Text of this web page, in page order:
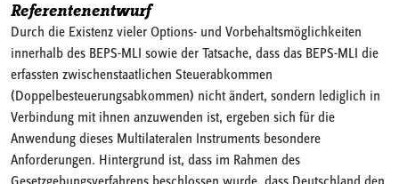
Referentenentwurf
Durch die Existenz vieler Options- und Vorbehaltsmöglichkeiten
innerhalb des BEPS-MLI sowie der Tatsache, dass das BEPS-MLI die
erfassten zwischenstaatlichen Steuerabkommen
(Doppelbesteuerungsabkommen) nicht ändert, sondern lediglich in
Verbindung mit ihnen anzuwenden ist, ergeben sich für die
Anwendung dieses Multilateralen Instruments besondere
Anforderungen. Hintergrund ist, dass im Rahmen des